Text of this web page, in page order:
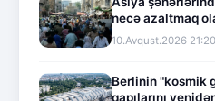
necə azaltmaq
10.Avqust.2026 21:20
Berlinin "kosmik
qapılarını